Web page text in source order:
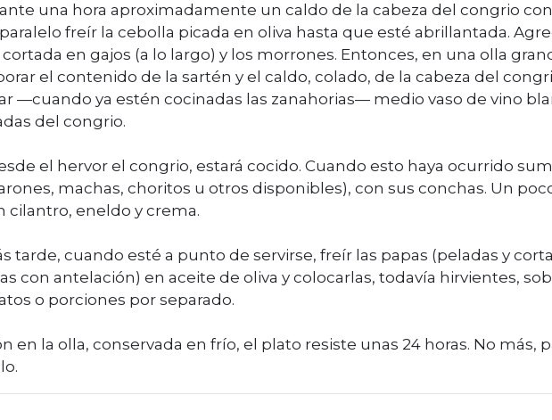
una hora aproximadamente un caldo de la cabeza del congrio
freír la cebolla picada en oliva hasta que esté abrillantada.
en gajos (a lo largo) y los morrones. Entonces, en una olla
el contenido de la sartén y el caldo, colado, de la cabeza del
—cuando ya estén cocinadas las zanahorias— medio vaso de vino
del congrio.
el hervor el congrio, estará cocido. Cuando esto haya ocurrido
machas, choritos u otros disponibles), con sus conchas. Un
cilantro, eneldo y crema.
tarde, cuando esté a punto de servirse, freír las papas (peladas y
con antelación) en aceite de oliva y colocarlas, todavía hirvientes,
o porciones por separado.
en la olla, conservada en frío, el plato resiste unas 24 horas. No más,